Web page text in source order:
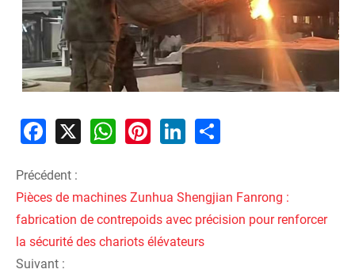
Facebook
X WhatsAppPinterestLinkedInShare
Précédent :
Pièces de machines Zunhua Shengjian Fanrong :
fabrication de contrepoids avec précision pour renforcer
la sécurité des chariots élévateurs
Suivant :